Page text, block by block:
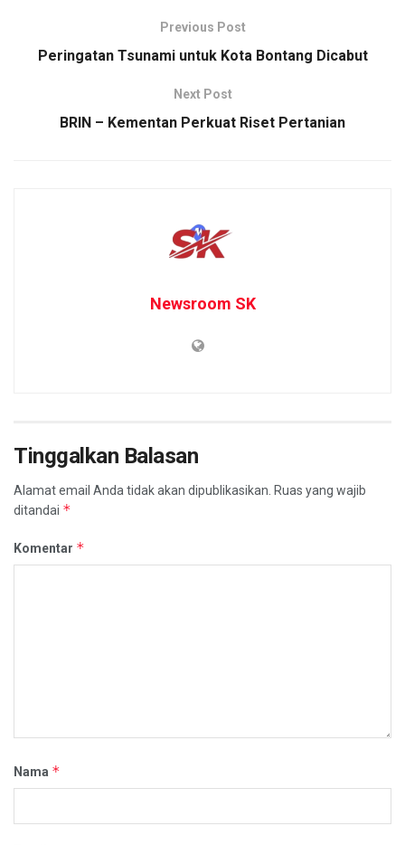
Previous Post
Peringatan Tsunami untuk Kota Bontang Dicabut
Next Post
BRIN – Kementan Perkuat Riset Pertanian
Newsroom SK
Tinggalkan Balasan
Alamat email Anda tidak akan dipublikasikan. Ruas yang wajib
ditandai *
Komentar *
Nama *